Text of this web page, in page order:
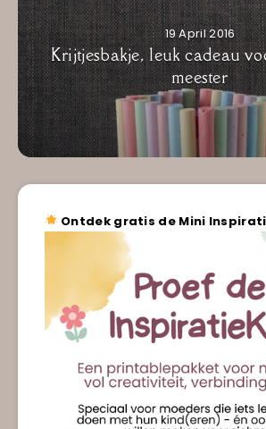
19 April 2016
Krijtjesbakje, leuk cadeau
meester
Ontdek gratis de Mini